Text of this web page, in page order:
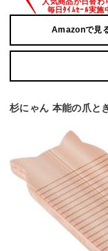
Amazonで見
杉にゃん 本能の爪と